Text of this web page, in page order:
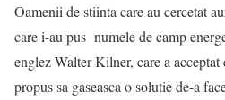
Oamenii de stiinta care au cercetat
care i-au pus numele de camp
englez Walter Kilner, care a
propus sa gaseasca o solutie de-a